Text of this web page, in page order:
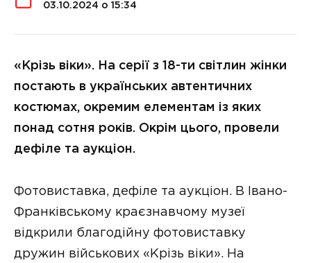
03.10.2024 о 15:34
«Крізь віки». На серії з 18-ти світлин жінки
постають в українських автентичних
костюмах, окремим елементам із яких
понад сотня років. Окрім цього, провели
дефіле та аукціон.
Фотовиставка, дефіле та аукціон. В Івано-
Франківському краєзнавчому музеї
відкрили благодійну фотовиставку
дружин військових «Крізь віки». На